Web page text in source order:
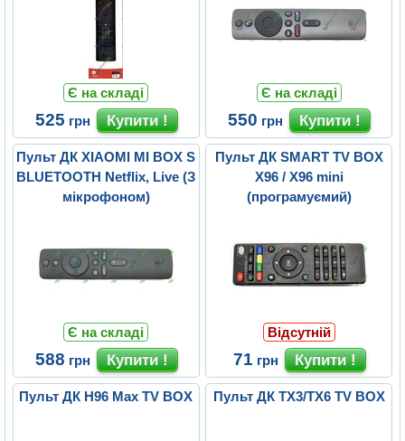
Є на складі
525 грн
Є на складі
550 грн
Пульт ДК XIAOMI MI BOX S
BLUETOOTH Netflix, Live (З
мікрофоном)
Є на складі
588 грн
Пульт ДК SMART TV BOX
X96 / X96 mini
(програмуємий)
Відсутній
71 грн
Пульт ДК H96 Max TV BOX Пульт ДК TX3/TX6 TV BOX